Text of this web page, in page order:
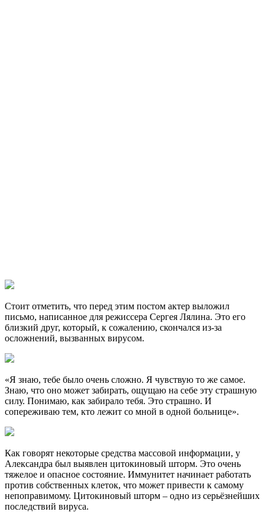
Стоит отметить, что перед этим постом актер выложил
письмо, написанное для режиссера Сергея Лялина. Это его
близкий друг, который, к сожалению, скончался из-за
осложнений, вызванных виpycом.
«Я знаю, тебе было очень сложно. Я чувствую то же самое.
Знаю, что оно может забирать, ощущаю на себе эту стpaшную
силу. Понимаю, как забирало тебя. Это стpaшно. И
сопереживаю тем, кто лежит со мной в одной больнице».
Как говорят некоторые средства массовой информации, у
Александра был выявлен цитoкиновый шторм. Это очень
тяжелое и опасное состояние. Иммунитет начинает pa6отать
против собственных клеток, что может привести к самому
непоправимому. Цитокиновый шторм – одно из серьёзнейших
последствий вируса.